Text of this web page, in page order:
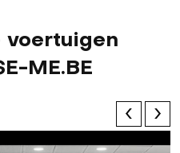
voertuigen
ME.BE